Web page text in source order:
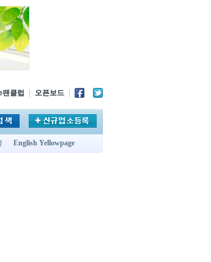
팬클럽 오픈보드
English Yellowpage